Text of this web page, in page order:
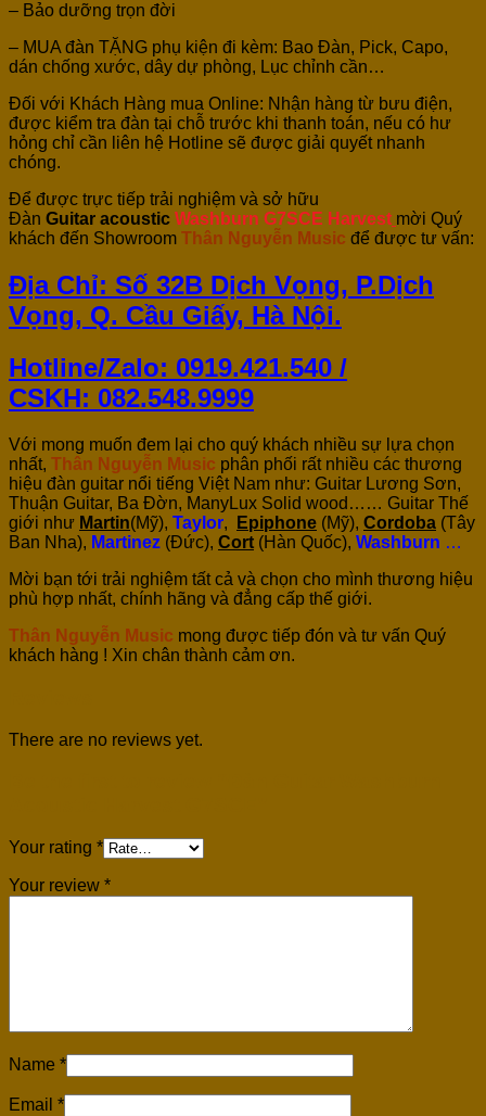
– Bảo dưỡng trọn đời
– MUA đàn TẶNG phụ kiện đi kèm: Bao Đàn, Pick, Capo,
dán chống xước, dây dự phòng, Lục chỉnh cần…
Đối với Khách Hàng mua Online: Nhận hàng từ bưu điện,
được kiểm tra đàn tại chỗ trước khi thanh toán, nếu có hư
hỏng chỉ cần liên hệ Hotline sẽ được giải quyết nhanh
chóng.
Để được trực tiếp trải nghiệm và sở hữu
Đàn Guitar acoustic Washburn G7SCE Harvest mời Quý
khách đến Showroom Thân Nguyễn Music để được tư vấn:
Địa Chỉ: Số 32B Dịch Vọng, P.Dịch
Vọng, Q. Cầu Giấy, Hà Nội.
Hotline/Zalo: 0919.421.540 /
CSKH: 082.548.9999
Với mong muốn đem lại cho quý khách nhiều sự lựa chọn
nhất, Thân Nguyễn Music phân phối rất nhiều các thương
hiệu đàn guitar nổi tiếng Việt Nam như: Guitar Lương Sơn,
Thuận Guitar, Ba Đờn, ManyLux Solid wood…… Guitar Thế
giới như Martin(Mỹ), Taylor, Epiphone (Mỹ), Cordoba (Tây
Ban Nha), Martinez (Đức), Cort (Hàn Quốc), Washburn …
Mời bạn tới trải nghiệm tất cả và chọn cho mình thương hiệu
phù hợp nhất, chính hãng và đẳng cấp thế giới.
Thân Nguyễn Music mong được tiếp đón và tư vấn Quý
khách hàng ! Xin chân thành cảm ơn.
There are no reviews yet.
Your rating *
Your review *
Name *
Email *